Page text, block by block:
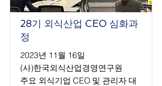
28기 외식산업 CEO 심화과
정
2023년 11월 16일
(사)한국외식산업경영연구원
주요 외식기업 CEO 및 관리자 대